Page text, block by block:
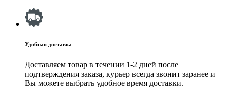
Удобная доставка
Доставляем товар в течении 1-2 дней после
подтверждения заказа, курьер всегда звонит заранее и
Вы можете выбрать удобное время доставки.